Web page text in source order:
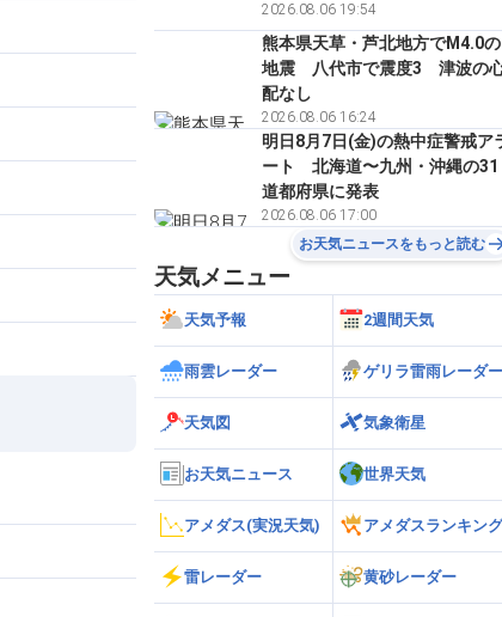
2026.08.06 19:54
熊本県天草・芦北地方でM4.0の
地震 八代市で震度3 津波の
配なし
2026.08.06 16:24
明日8月7日(金)の熱中症警戒ア
ート 北海道〜九州・沖縄の31
道都府県に発表
2026.08.06 17:00
お天気ニュースをもっと読む
天気メニュー
天気予報 2週間天気
雨雲レーダー ゲリラ雷雨レーダー
天気図 気象衛星
お天気ニュース 世界天気
アメダス(実況天気) アメダスランキング
雷レーダー 黄砂レーダー